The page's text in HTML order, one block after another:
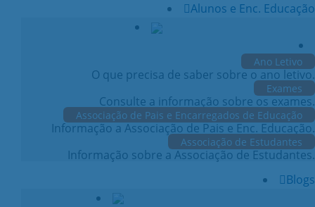
Alunos e Enc. Educação
Ano Letivo
O que precisa de saber sobre o ano letivo.
Exames
Consulte a informação sobre os exames.
Associação de Pais e Encarregados de Educação
Informação a Associação de Pais e Enc. Educação.
Associação de Estudantes
Informação sobre a Associação de Estudantes.
Blogs